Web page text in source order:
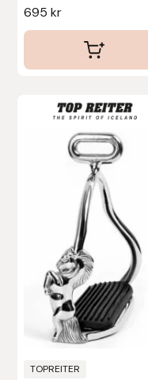
695kr
TOPREITER
Islensk.is
J&S Saddlery
Källquist Equestrian
Karlslund
Kidka of Iceland
Klisterdekaler.se
Knights
Ky Rotary Bit